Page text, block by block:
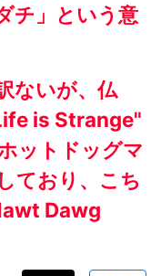
チ」という意
ないが、仏
is Strange"
ットドッグマ
ており、こち
Dawg